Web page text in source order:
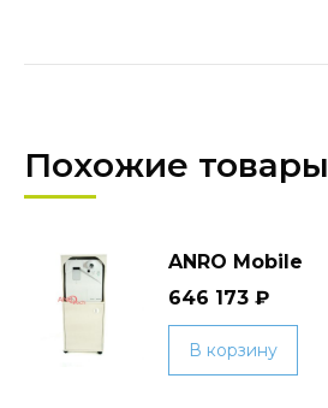
Похожие товары
ANRO Mobile
646 173 ₽
В корзину